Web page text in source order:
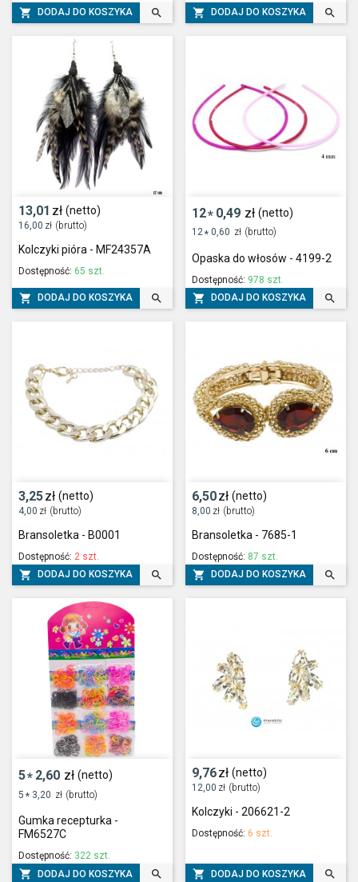
 DODAJ DO KOSZYKA   DODAJ DO KOSZYKA 
13,01 zł (netto)
16,00 zł (brutto)
Kolczyki pióra - MF24357A
Dostępność: 65 szt.
 DODAJ DO KOSZYKA 
12* 0,49 zł (netto)
12* 0,60 zł (brutto)
Opaska do włosów - 4199-2
Dostępność: 978 szt.
 DODAJ DO KOSZYKA 
3,25zł (netto)
4,00 zł (brutto)
Bransoletka - B0001
Dostępność: 2 szt.
 DODAJ DO KOSZYKA 
6,50zł (netto)
8,00 zł (brutto)
Bransoletka - 7685-1
Dostępność: 87 szt.
 DODAJ DO KOSZYKA 
5* 2,60 zł (netto)
5 * 3,20 zł (brutto)
Gumka recepturka -
FM6527C
Dostępność: 322 szt.
 DODAJ DO KOSZYKA 
9,76zł (netto)
12,00 zł (brutto)
Kolczyki - 206621-2
Dostępność: 6 szt.
 DODAJ DO KOSZYKA 